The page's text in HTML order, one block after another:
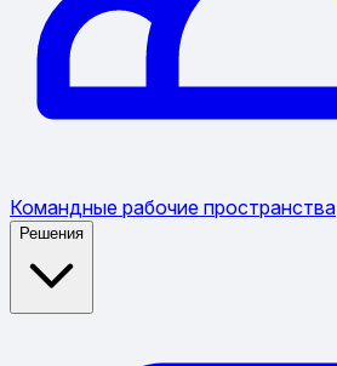
Командные рабочие пространства
Решения